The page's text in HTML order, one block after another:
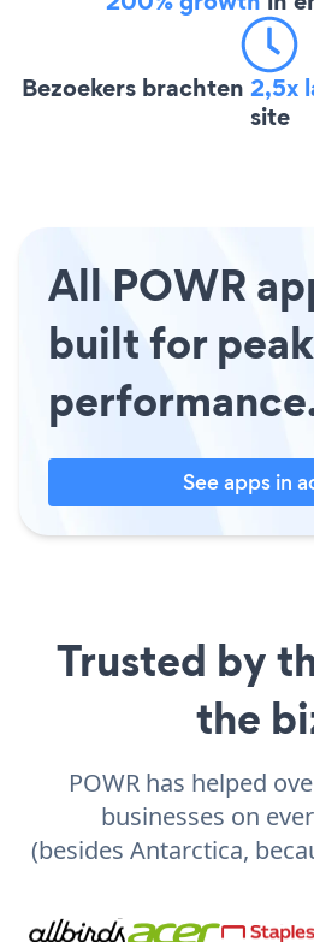
Bezoekers brachten 2,5x
site
All POWR
built for
See apps in
Trusted by
the
POWR has helped
businesses on
(besides Antarctica,